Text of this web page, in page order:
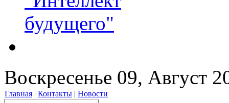
будущего"
Воскресенье 09, Август
Главная | Контакты | Новости